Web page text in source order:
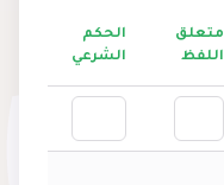
متعلق
اللفظ
الحكم
الشرعي